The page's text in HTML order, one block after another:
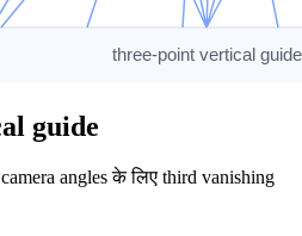
guide
angles के लिए third vanishing